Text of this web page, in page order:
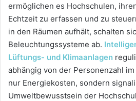
ermöglichen es Hochschulen,
Echtzeit zu erfassen und zu
in den Räumen aufhält, schalten
Beleuchtungssysteme ab.
Lüftungs- und Klimaanlagen
abhängig von der Personenzahl
nur Energiekosten, sondern
Umweltbewusstsein der